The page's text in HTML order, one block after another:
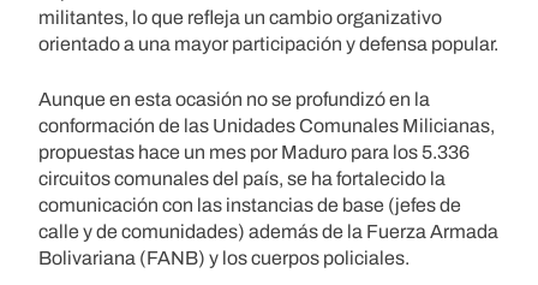
militantes, lo que refleja un cambio organizativo
orientado a una mayor participación y defensa popular.
Aunque en esta ocasión no se profundizó en la
conformación de las Unidades Comunales Milicianas,
propuestas hace un mes por Maduro para los 5.336
circuitos comunales del país, se ha fortalecido la
comunicación con las instancias de base (jefes de
calle y de comunidades) además de la Fuerza Armada
Bolivariana (FANB) y los cuerpos policiales.